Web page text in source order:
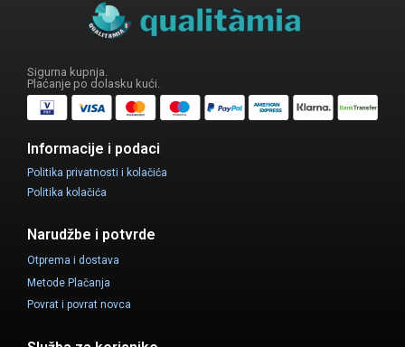
Sigurna kupnja.
Plaćanje po dolasku kući.
Informacije i podaci
Politika privatnosti i kolačića
Politika kolačića
Narudžbe i potvrde
Otprema i dostava
Metode Plačanja
Povrat i povrat novca